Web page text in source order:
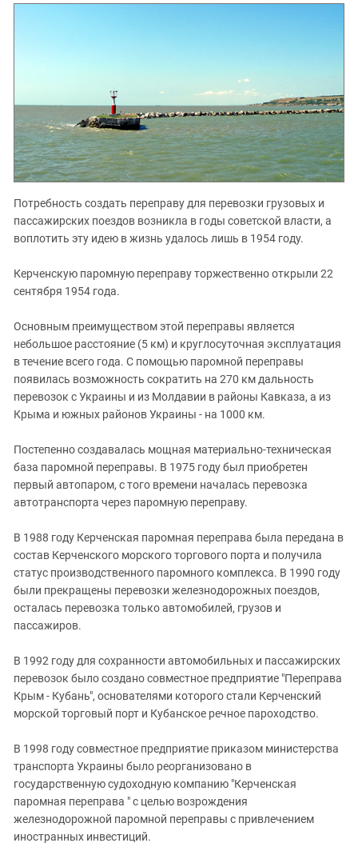
Потребность создать переправу для перевозки грузовых и
пассажирских поездов возникла в годы советской власти, а
воплотить эту идею в жизнь удалось лишь в 1954 году.
Керченскую паромную переправу торжественно открыли 22
сентября 1954 года.
Основным преимуществом этой переправы является
небольшое расстояние (5 км) и круглосуточная эксплуатация
в течение всего года. С помощью паромной переправы
появилась возможность сократить на 270 км дальность
перевозок с Украины и из Молдавии в районы Кавказа, а из
Крыма и южных районов Украины - на 1000 км.
Постепенно создавалась мощная материально-техническая
база паромной переправы. В 1975 году был приобретен
первый автопаром, с того времени началась перевозка
автотранспорта через паромную переправу.
В 1988 году Керченская паромная переправа была передана в
состав Керченского морского торгового порта и получила
статус производственного паромного комплекса. В 1990 году
были прекращены перевозки железнодорожных поездов,
осталась перевозка только автомобилей, грузов и
пассажиров.
В 1992 году для сохранности автомобильных и пассажирских
перевозок было создано совместное предприятие "Переправа
Крым - Кубань", основателями которого стали Керченский
морской торговый порт и Кубанское речное пароходство.
В 1998 году совместное предприятие приказом министерства
транспорта Украины было реорганизовано в
государственную судоходную компанию "Керченская
паромная переправа " с целью возрождения
железнодорожной паромной переправы с привлечением
иностранных инвестиций.